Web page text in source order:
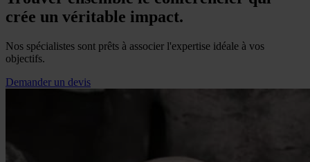
crée un véritable impact.
Nos spécialistes sont prêts à associer l'expertise idéale à vos
objectifs.
Demander un devis